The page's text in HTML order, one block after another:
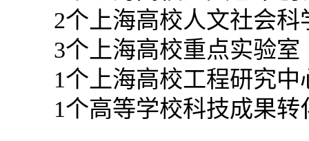
2个上海高校人文社会科
3个上海高校重点实验室
1个上海高校工程研究中
1个高等学校科技成果